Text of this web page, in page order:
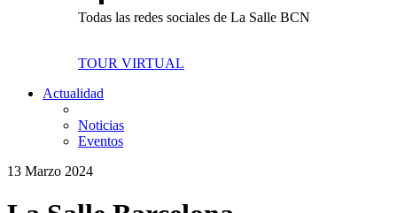
Todas las redes sociales de La Salle BCN
TOUR VIRTUAL
Actualidad
Noticias
Eventos
13 Marzo 2024